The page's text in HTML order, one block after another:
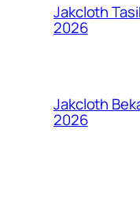
Jakcloth
2026
Jakcloth
2026